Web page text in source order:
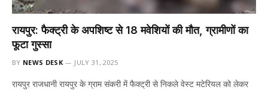
रायपुर: फैक्ट्री के अपशिष्ट से 18 मवेशियों की मौत, ग्रामीणों का
फूटा गुस्सा
BY NEWS DESK JULY 31, 2025
रायपुर राजधानी रायपुर के ग्राम संकरी में फैक्ट्री से निकले वेस्ट मटेरियल को लेकर